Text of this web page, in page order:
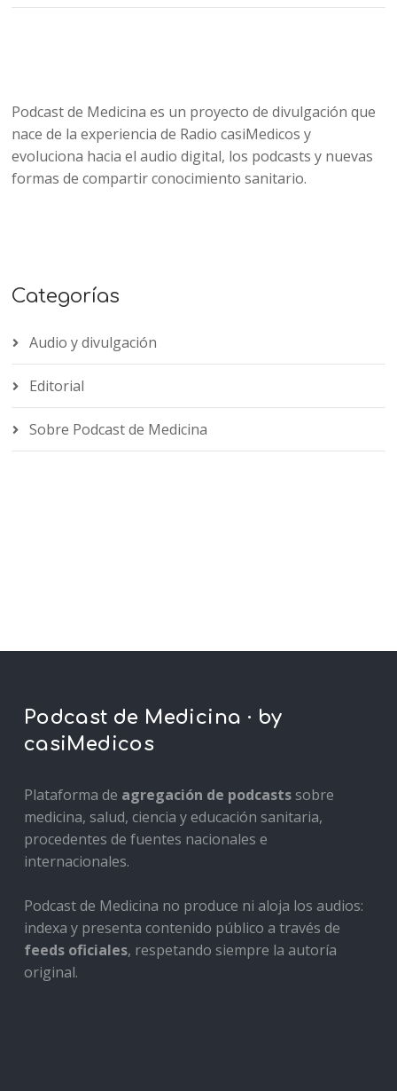
Podcast de Medicina es un proyecto de divulgación que
nace de la experiencia de Radio casiMedicos y
evoluciona hacia el audio digital, los podcasts y nuevas
formas de compartir conocimiento sanitario.
Categorías
Audio y divulgación
Editorial
Sobre Podcast de Medicina
Podcast de Medicina · by
casiMedicos
Plataforma de agregación de podcastssobre
medicina, salud, ciencia y educación sanitaria,
procedentes de fuentes nacionales e
internacionales.
Podcast de Medicina no produce ni aloja los audios:
indexa y presenta contenido público a través de
feeds oficiales, respetando siempre la autoría
original.